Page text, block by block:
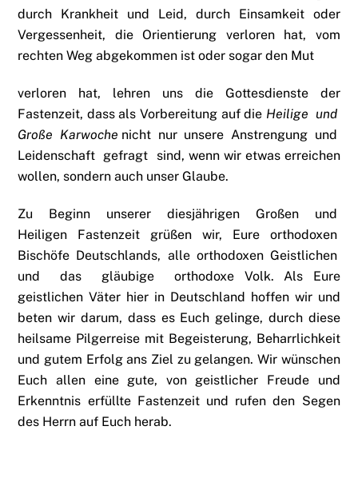
durch Krankheit und Leid, durch Einsamkeit oder
Vergessenheit, die Orientierung verloren hat, vom
rechten Weg abgekommen ist oder sogar den Mut
verloren hat, lehren uns die Gottesdienste der
Fastenzeit, dass als Vorbereitung auf die Heilige und
Große Karwoche nicht nur unsere Anstrengung und
Leidenschaft gefragt sind, wenn wir etwas erreichen
wollen, sondern auch unser Glaube.
Zu Beginn unserer diesjährigen Großen und
Heiligen Fastenzeit grüßen wir, Eure orthodoxen
Bischöfe Deutschlands, alle orthodoxen Geistlichen
und das gläubige orthodoxe Volk. Als Eure
geistlichen Väter hier in Deutschland hoffen wir und
beten wir darum, dass es Euch gelinge, durch diese
heilsame Pilgerreise mit Begeisterung, Beharrlichkeit
und gutem Erfolg ans Ziel zu gelangen. Wir wünschen
Euch allen eine gute, von geistlicher Freude und
Erkenntnis erfüllte Fastenzeit und rufen den Segen
des Herrn auf Euch herab.